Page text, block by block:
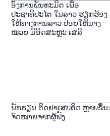
ອົງການພັນທະມິຕ ເພື່ອ
ປະຊາທິປະໄຕ ໃນລາວ ຮຽກຮ້ອງ
ໃຫ້ທາງການລາວ ປ່ອຍໃຫ້ນາງ
ໝວຍ ມີອິດສະຫຼະ ເສລີ
ນັກຮຽນ ຕິດຢາເສບຕິດ ຫຼາຍຂຶ້ນ:
ຈົດໝາຍຈາກຜູ້ຟັງ